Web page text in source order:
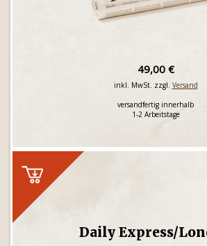
49,00 €
inkl. MwSt. zzgl. Versand
versandfertig innerhalb
1-2 Arbeitstage
Daily Express/